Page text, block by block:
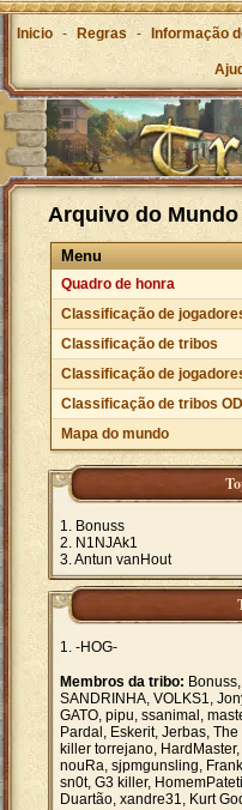
Inicio - Regras - Informação
Arquivo do Mundo
Menu
Quadro de honra
Classificação de
Classificação de tribos
Classificação de
Classificação de tribos OD
Mapa do mundo
Bonuss
N1NJAk1
Antun vanHout
-HOG-
Membros da tribo:
SANDRINHA, VOLKS1,
GATO, pipu, ssanimal,
Pardal, Eskerit, Jerbas,
killer torrejano,
nouRa, sjpmgunsling,
sn0t, G3 killer,
Duartão, xandre31, Kurt